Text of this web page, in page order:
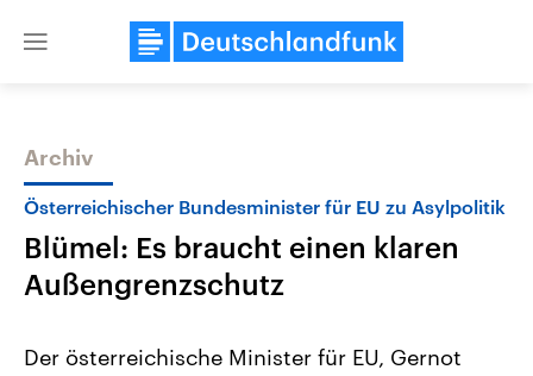
Close
Themen
Archiv
Österreichischer Bundesminister für EU zu Asylpolitik
Blümel: Es braucht einen klaren
Außengrenzschutz
Der österreichische Minister für EU, Gernot